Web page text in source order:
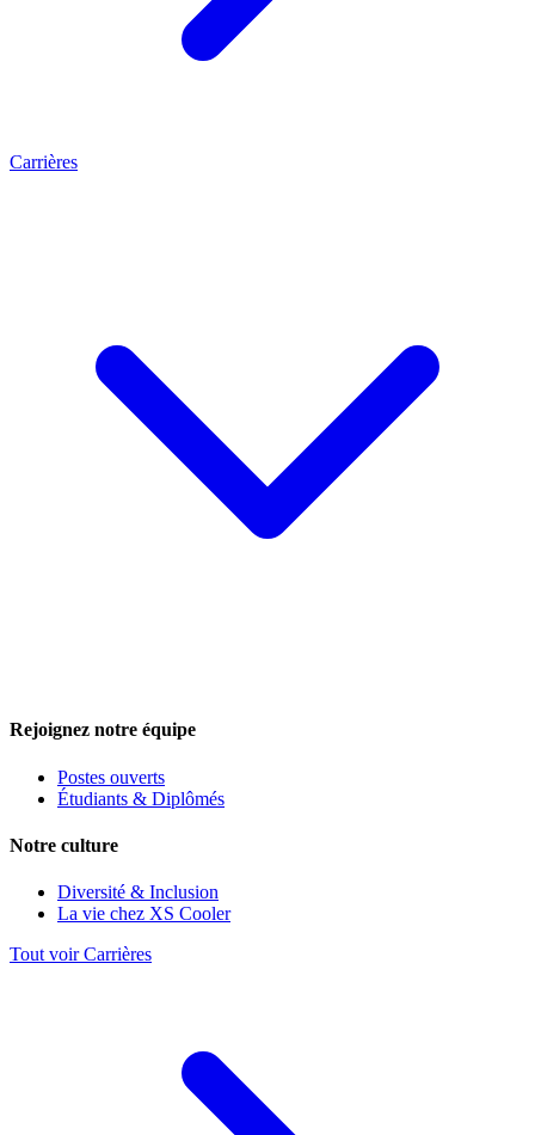
Carrières
Rejoignez notre équipe
Postes ouverts
Étudiants & Diplômés
Notre culture
Diversité & Inclusion
La vie chez XS Cooler
Tout voir Carrières